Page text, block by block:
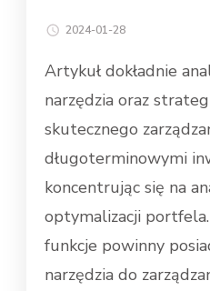
2024-01-28
Artykuł dokładnie
narzędzia oraz
skutecznego
długoterminowymi
koncentrując się na
optymalizacji
funkcje powinny
narzędzia do